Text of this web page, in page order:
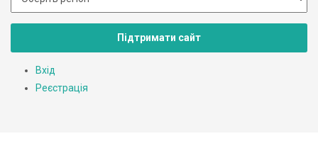
Підтримати сайт
Вхід
Реєстрація